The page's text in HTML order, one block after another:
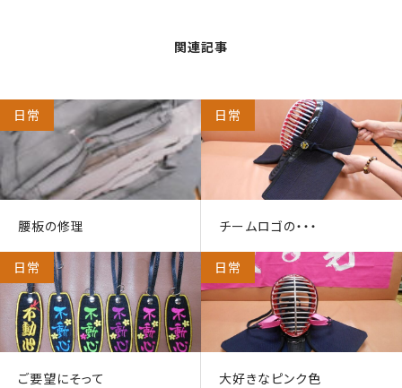
関連記事
日常
腰板の修理
日常
チームロゴの・・・
日常
ご要望にそって
日常
大好きなピンク色